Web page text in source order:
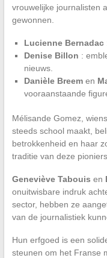
vrouwelijke journalisten
gewonnen.
Lucienne Bernadac
Denise Billon :
nieuws.
Danièle Breemen
vooraanstaande
Mélisande Gomez,
steeds school maakt,
betrokkenheid en haar
traditie van deze pioniers.
Geneviève Tabouis en
onuitwisbare indruk
sector, hebben ze
van de journalistiek
Hun erfgoed is een
steunen om het Franse